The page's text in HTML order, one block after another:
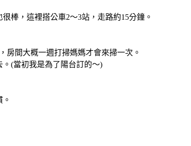
棒，這裡搭公車2～3站，走路約15分鐘。
房間大概一週打掃媽媽才會來掃一次。
(當初我是為了陽台訂的～)